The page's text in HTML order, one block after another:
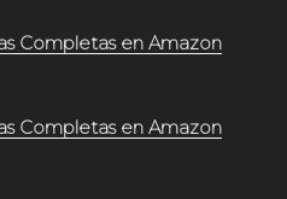
Completas en Amazon
Completas en Amazon